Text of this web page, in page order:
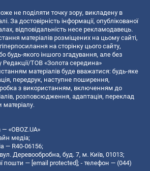
не поділяти точку зору, викладену в
За достовірність інформації, опублікованої
відповідальність несе рекламодавець.
матеріалів розміщених на цьому сайті,
на сторінку цього сайту,
будь-якого іншого згадування, але без
Редакції/ТОВ «Золота середина»
матеріалів буде вважатися: будь-яке
передрук, наступне поширення,
з використанням, включенням до
розповсюдження, адаптація, переклад
матеріалу.
«OBOZ.UA»
медіа;
— R40-06156;
Деревообробна, буд. 7, м. Київ, 01013;
пошти — [email protected]; - телефон — (044)